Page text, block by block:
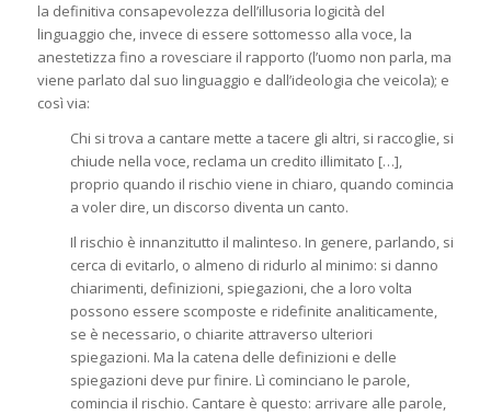
la definitiva consapevolezza dell’illusoria logicità del
linguaggio che, invece di essere sottomesso alla voce, la
anestetizza fino a rovesciare il rapporto (l’uomo non parla, ma
viene parlato dal suo linguaggio e dall’ideologia che veicola); e
così via:
Chi si trova a cantare mette a tacere gli altri, si raccoglie, si
chiude nella voce, reclama un credito illimitato […],
proprio quando il rischio viene in chiaro, quando comincia
a voler dire, un discorso diventa un canto.
Il rischio è innanzitutto il malinteso. In genere, parlando, si
cerca di evitarlo, o almeno di ridurlo al minimo: si danno
chiarimenti, definizioni, spiegazioni, che a loro volta
possono essere scomposte e ridefinite analiticamente,
se è necessario, o chiarite attraverso ulteriori
spiegazioni. Ma la catena delle definizioni e delle
spiegazioni deve pur finire. Lì cominciano le parole,
comincia il rischio. Cantare è questo: arrivare alle parole,